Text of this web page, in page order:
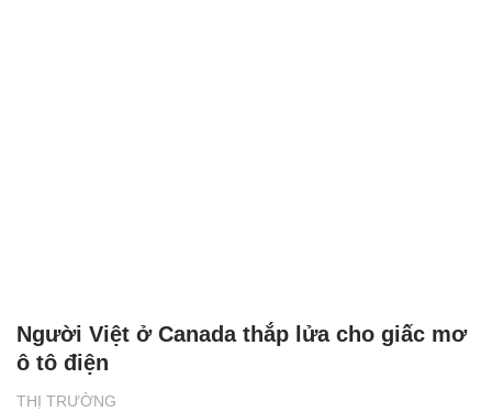
THỊ TRƯỜNG
Người Việt ở Canada thắp lửa cho giấc mơ
ô tô điện